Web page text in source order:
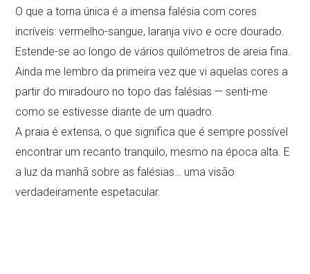
O que a torna única é a imensa falésia com cores
incríveis: vermelho-sangue, laranja vivo e ocre dourado.
Estende-se ao longo de vários quilómetros de areia fina.
Ainda me lembro da primeira vez que vi aquelas cores a
partir do miradouro no topo das falésias — senti-me
como se estivesse diante de um quadro.
A praia é extensa, o que significa que é sempre possível
encontrar um recanto tranquilo, mesmo na época alta. E
a luz da manhã sobre as falésias… uma visão
verdadeiramente espetacular.